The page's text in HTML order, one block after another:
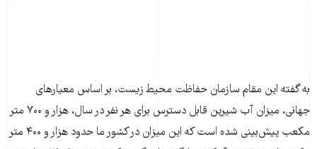
به گفته این مقام سازمان حفاظت محیط زیست، بر اساس معیارهای
جهانی، میزان آب شیرین قابل دسترس برای هر نفر در سال، هزار و ۷۰۰ متر
مکعب پیش‌بینی شده است که این میزان در کشور ما حدود هزار و ۴۰۰ متر